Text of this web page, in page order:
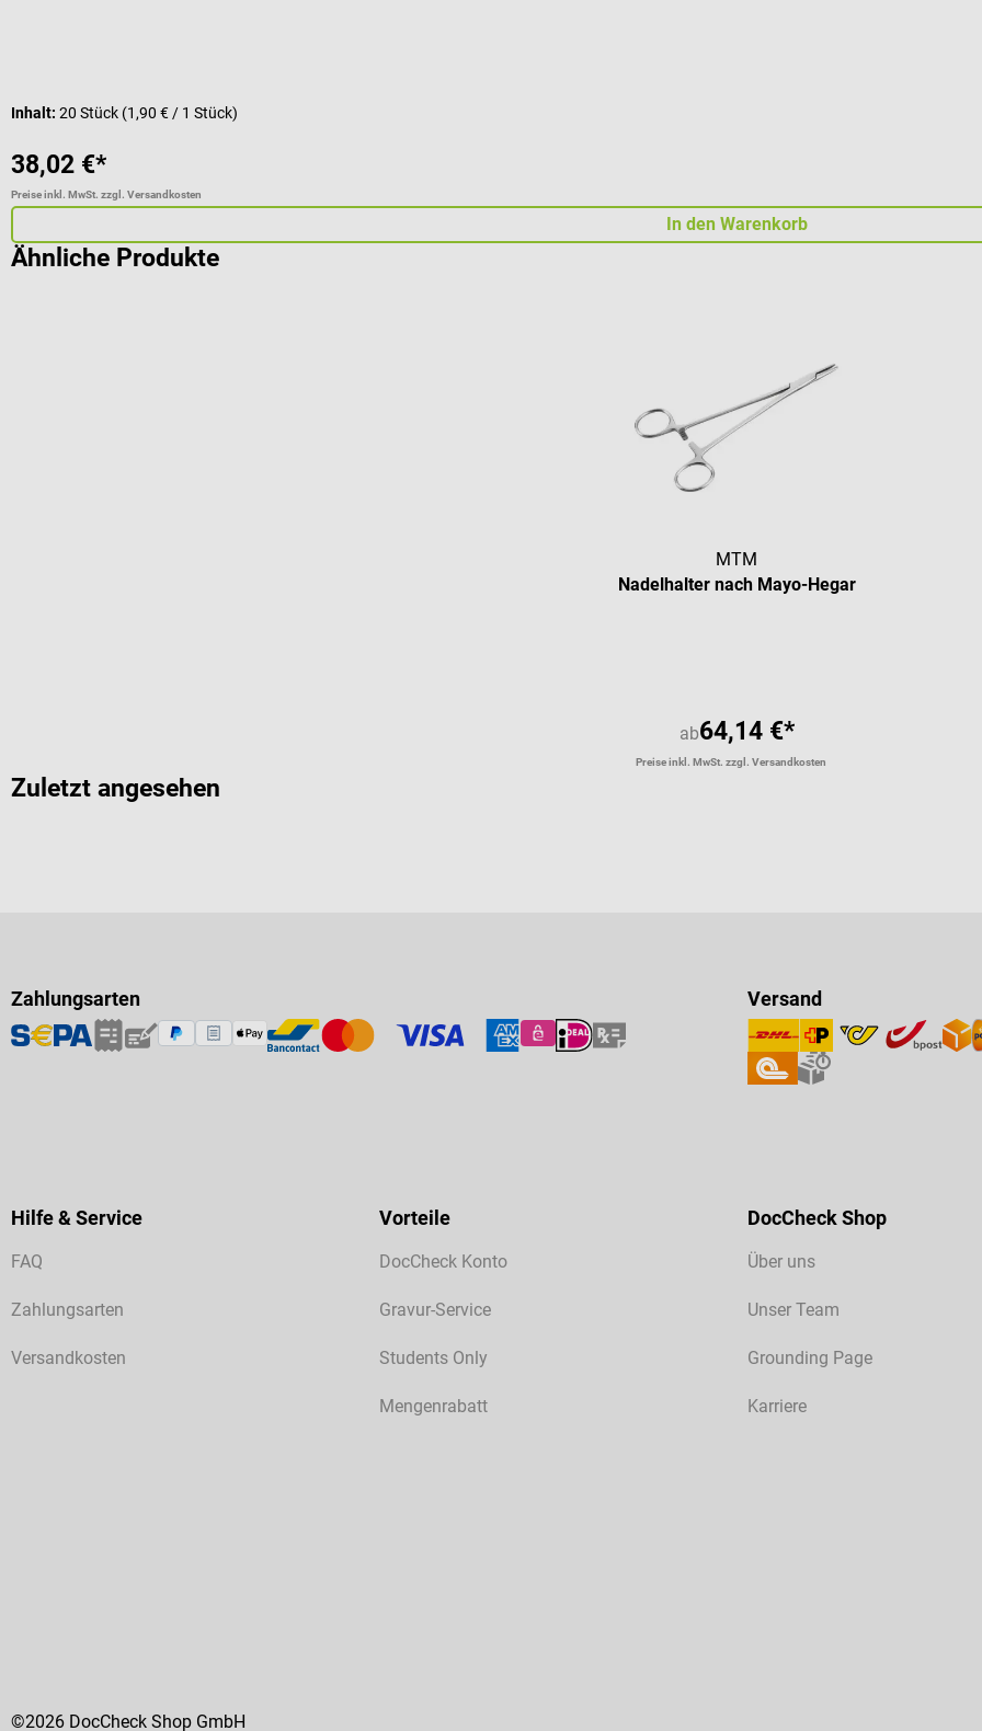
Inhalt: 20 Stück (1,90 € / 1 Stück)
38,02 €*
Preise inkl. MwSt. zzgl. Versandkosten
In den Warenkorb
Ähnliche Produkte
MTM
Nadelhalter nach Mayo-Hegar
ab64,14 €*
Preise inkl. MwSt. zzgl. Versandkosten
Zuletzt angesehen
Zahlungsarten Versand
Hilfe & Service
FAQ
Zahlungsarten
Versandkosten
Vorteile
DocCheck Konto
Gravur-Service
Students Only
Mengenrabatt
DocCheck Shop
Über uns
Unser Team
Grounding Page
Karriere
©2026 DocCheck Shop GmbH